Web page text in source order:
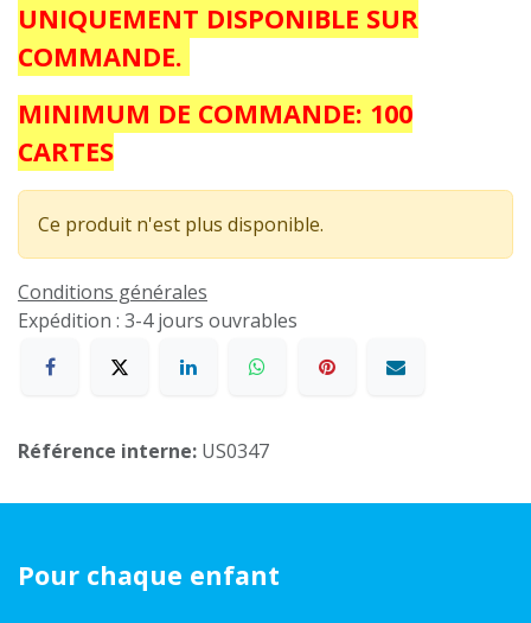
UNIQUEMENT DISPONIBLE SUR
COMMANDE.
MINIMUM DE COMMANDE: 100
CARTES
Ce produit n'est plus disponible.
Conditions générales
Expédition : 3-4 jours ouvrables
Référence interne: US0347
Pour chaque enfant